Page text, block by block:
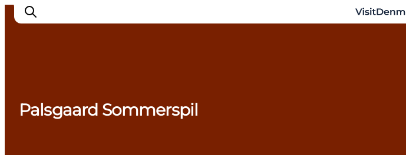
Inspiration
Destinationer
Palsgaard Sommerspil